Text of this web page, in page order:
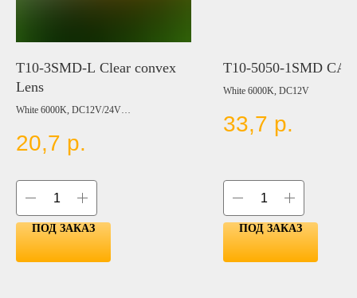
T10-3SMD-L Clear convex
Lens
White 6000K, DC12V/24V
BLUE
RED
GREEN
20,7 р.
ПОД ЗАКАЗ
T10-5050-1SMD
White 6000K, DC12V
33,7 р.
ПОД ЗАКАЗ